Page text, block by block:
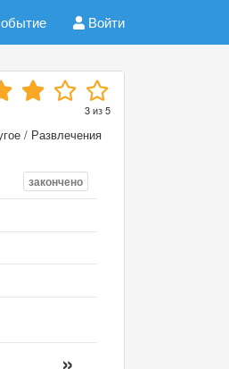
Войти
3из5
/ Развлечения
закончено